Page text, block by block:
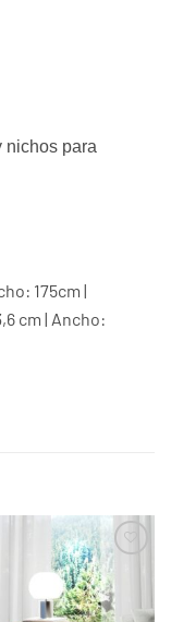
nichos para
175cm |
cm | Ancho: